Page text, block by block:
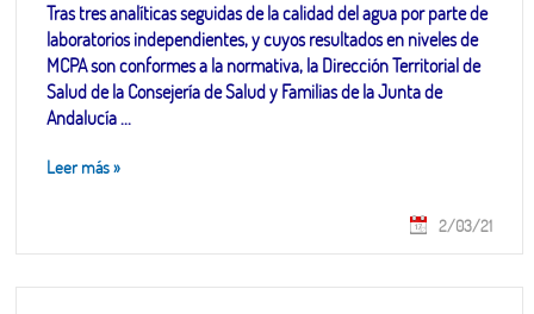
Tras tres analíticas seguidas de la calidad del agua por parte de
laboratorios independientes, y cuyos resultados en niveles de
MCPA son conformes a la normativa, la Dirección Territorial de
Salud de la Consejería de Salud y Familias de la Junta de
Andalucía ...
Leer más»
2/03/21